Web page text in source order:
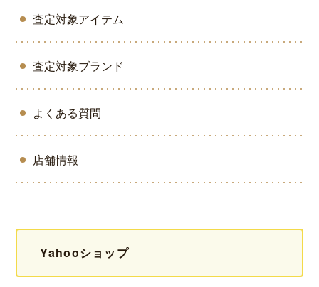
査定対象アイテム
査定対象ブランド
よくある質問
店舗情報
Yahooショップ